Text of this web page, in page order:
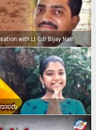
with Lt Cdr Bijay Nair